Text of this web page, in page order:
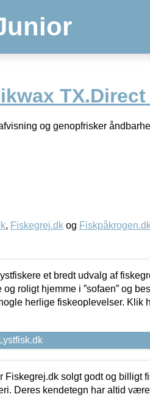
og genopfrisker
, Fiskegrej.dk og
et bredt udvalg af
roligt hjemme i ”sofaen” og
herlige fiskeoplevelser. Klik
Fiskegrej.dk solgt godt og billigt
Deres kendetegn har altid